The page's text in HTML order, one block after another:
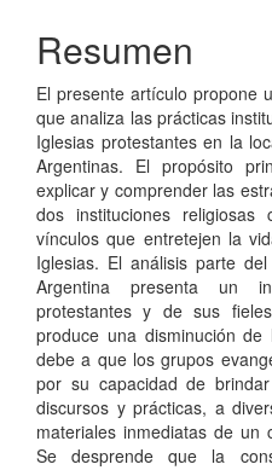
Resumen
El presente artículo propone
que analiza las prácticas
Iglesias protestantes en la
Argentinas. El propósito
explicar y comprender las
dos instituciones
vínculos que entretejen la
Iglesias. El análisis parte
Argentina presenta un
protestantes y de sus
produce una disminución
debe a que los grupos
por su capacidad de
discursos y prácticas, a
materiales inmediatas de un
Se desprende que la